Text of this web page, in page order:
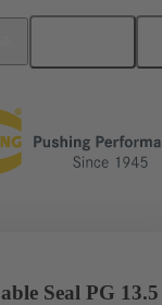
Seal PG 13.5